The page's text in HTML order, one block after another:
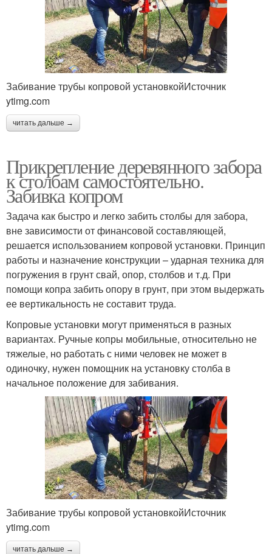
Забивание трубы копровой установкойИсточник
ytimg.com
читать дальше →
Прикрепление деревянного забора
к столбам самостоятельно.
Забивка копром
Задача как быстро и легко забить столбы для забора,
вне зависимости от финансовой составляющей,
решается использованием копровой установки. Принцип
работы и назначение конструкции – ударная техника для
погружения в грунт свай, опор, столбов и т.д. При
помощи копра забить опору в грунт, при этом выдержать
ее вертикальность не составит труда.
Копровые установки могут применяться в разных
вариантах. Ручные копры мобильные, относительно не
тяжелые, но работать с ними человек не может в
одиночку, нужен помощник на установку столба в
начальное положение для забивания.
Забивание трубы копровой установкойИсточник
ytimg.com
читать дальше →